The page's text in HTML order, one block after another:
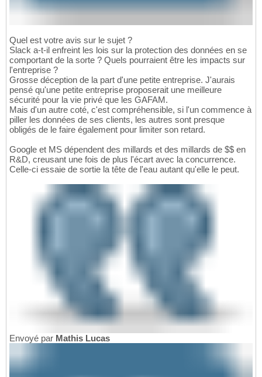
Quel est votre avis sur le sujet ?
Slack a-t-il enfreint les lois sur la protection des données en se
comportant de la sorte ? Quels pourraient être les impacts sur
l'entreprise ?
Grosse déception de la part d'une petite entreprise. J'aurais
pensé qu'une petite entreprise proposerait une meilleure
sécurité pour la vie privé que les GAFAM.
Mais d'un autre coté, c'est compréhensible, si l'un commence à
piller les données de ses clients, les autres sont presque
obligés de le faire également pour limiter son retard.
Google et MS dépendent des millards et des millards de $$ en
R&D, creusant une fois de plus l'écart avec la concurrence.
Celle-ci essaie de sortie la tête de l'eau autant qu'elle le peut.
Envoyé par Mathis Lucas